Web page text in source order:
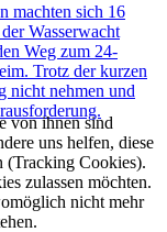
machten sich 16
Wasserwacht
Weg zum 24-
Trotz der kurzen
nicht nehmen und
von ihnen sind
uns helfen, diese
(Tracking Cookies).
zulassen möchten.
nicht mehr